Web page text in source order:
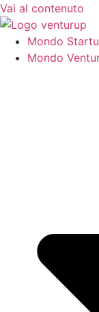
Vai al contenuto
Mondo
Mondo